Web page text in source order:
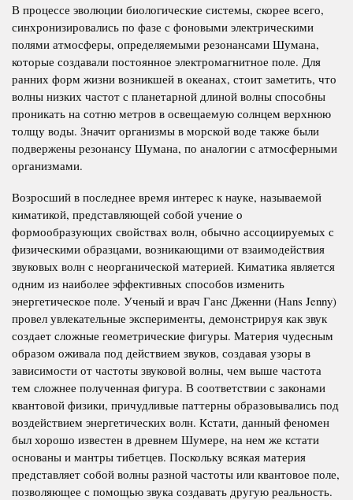
В процессе эволюции биологические системы, скорее всего,
синхронизировались по фазе с фоновыми электрическими
полями атмосферы, определяемыми резонансами Шумана,
которые создавали постоянное электромагнитное поле. Для
ранних форм жизни возникшей в океанах, стоит заметить, что
волны низких частот с планетарной длиной волны способны
проникать на сотню метров в освещаемую солнцем верхнюю
толщу воды. Значит организмы в морской воде также были
подвержены резонансу Шумана, по аналогии с атмосферными
организмами.
Возросший в последнее время интерес к науке, называемой
киматикой, представляющей собой учение о
формообразующих свойствах волн, обычно ассоциируемых с
физическими образцами, возникающими от взаимодействия
звуковых волн с неорганической материей. Киматика является
одним из наиболее эффективных способов изменить
энергетическое поле. Ученый и врач Ганс Дженни (Hans Jenny)
провел увлекательные эксперименты, демонстрируя как звук
создает сложные геометрические фигуры. Материя чудесным
образом оживала под действием звуков, создавая узоры в
зависимости от частоты звуковой волны, чем выше частота
тем сложнее полученная фигура. В соответствии с законами
квантовой физики, причудливые паттерны образовывались под
воздействием энергетических волн. Кстати, данный феномен
был хорошо известен в древнем Шумере, на нем же кстати
основаны и мантры тибетцев. Поскольку всякая материя
представляет собой волны разной частоты или квантовое поле,
позволяющее с помощью звука создавать другую реальность.